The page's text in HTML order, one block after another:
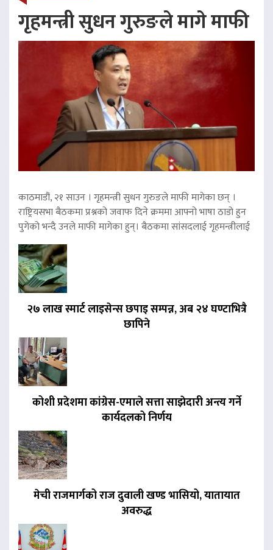
गृहमन्त्री सुधन गुरुङले मागे माफी
काठमाडौं, २१ साउन । गृहमन्त्री सुधन गुरुङले माफी मागेका छन् ।
राष्ट्रियसभा बैठकमा प्रश्नको जवाफ दिने क्रममा आफ्नो भाषा ठाडो हुन
पुगेको भन्दै उनले माफी मागेका हुन्। बैठकमा सांसदलाई गृहमन्त्रीलाई
२७ लाख स्मार्ट लाइसेन्स छपाइ सम्पन्न, अब २४ घण्टाभित्रै
छापिने
कोशी प्रदेशमा कांग्रेस-एमाले सत्ता साझेदारी अन्त्य गर्ने
कार्यदलको निर्णय
मेची राजमार्गको राज दुवाली खण्ड भासियो, यातायात
अवरुद्ध